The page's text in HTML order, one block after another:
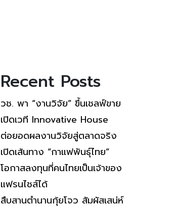
Recent Posts
วช. พา “งานวิจัย” ขึ้นเชลฟ์ขาย
เปิดเวที Innovative House
ต่อยอดผลงานวิจัยสู่ตลาดจริง
เปิดเส้นทาง “กาแฟพันธุ์ไทย”
โอกาสลงทุนที่คนไทยเป็นเจ้าของ
แฟรนไชส์ได้
สืบสานตำนานกุ้ยโจว สัมผัสเสน่ห์